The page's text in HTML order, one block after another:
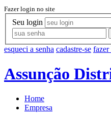
Fazer login no site
Seu login
esqueci a senha cadastre-se
Assunção
Home
Empresa